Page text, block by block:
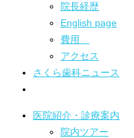
院長経歴
English page
費用
アクセス
さくら歯科ニュース
医院紹介・診療案内
院内ツアー